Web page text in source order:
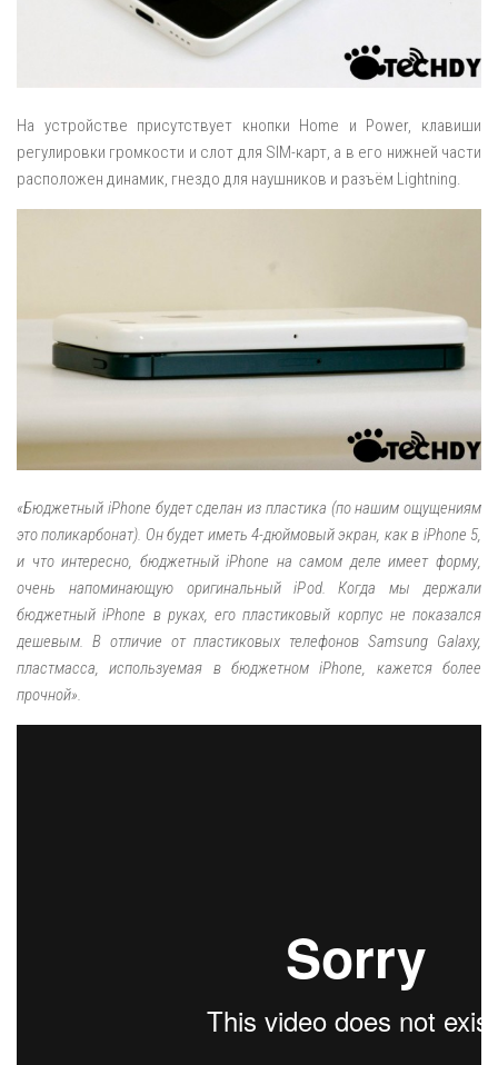
На устройстве присутствует кнопки Home и Power, клавиши
регулировки громкости и слот для SIM-карт, а в его нижней части
расположен динамик, гнездо для наушников и разъём Lightning.
«Бюджетный iPhone будет сделан из пластика (по нашим ощущениям
это поликарбонат). Он будет иметь 4-дюймовый экран, как в iPhone 5,
и что интересно, бюджетный iPhone на самом деле имеет форму,
очень напоминающую оригинальный iPod. Когда мы держали
бюджетный iPhone в руках, его пластиковый корпус не показался
дешевым. В отличие от пластиковых телефонов Samsung Galaxy,
пластмасса, используемая в бюджетном iPhone, кажется более
прочной».